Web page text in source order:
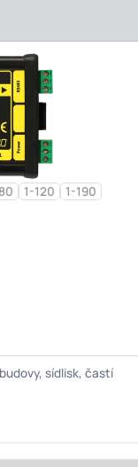
1-120
1-190
sídlisk, častí